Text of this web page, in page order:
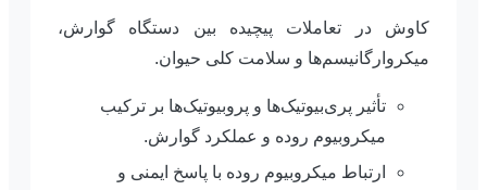
کاوش در تعاملات پیچیده بین دستگاه گوارش،
میکروارگانیسم‌ها و سلامت کلی حیوان.
تأثیر پری‌بیوتیک‌ها و پروبیوتیک‌ها بر ترکیب
میکروبیوم روده و عملکرد گوارش.
ارتباط میکروبیوم روده با پاسخ ایمنی و